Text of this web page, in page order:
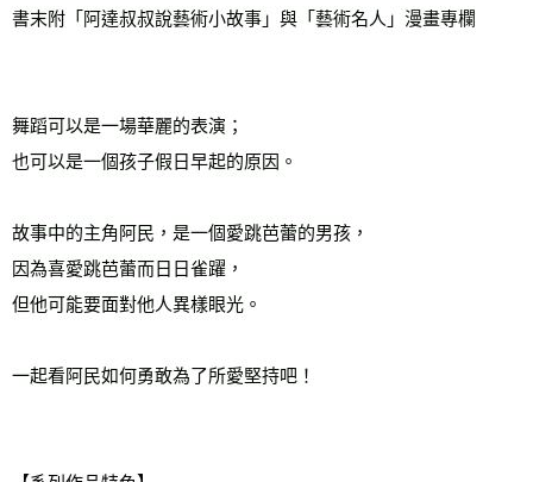
書末附「阿達叔叔說藝術小故事」與「藝術名人」漫畫專欄
舞蹈可以是一場華麗的表演；
也可以是一個孩子假日早起的原因。
故事中的主角阿民，是一個愛跳芭蕾的男孩，
因為喜愛跳芭蕾而日日雀躍，
但他可能要面對他人異樣眼光。
一起看阿民如何勇敢為了所愛堅持吧！